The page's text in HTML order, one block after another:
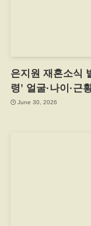
은지원 재혼소식
령’ 얼굴·나이·근
June 30, 2026